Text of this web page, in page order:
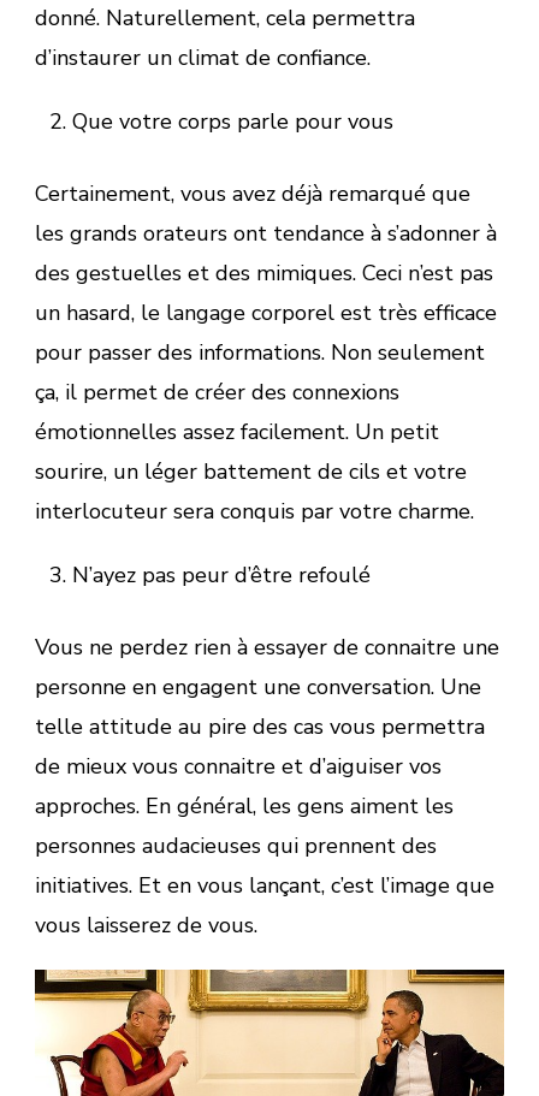
donné. Naturellement, cela permettra
d’instaurer un climat de confiance.
Que votre corps parle pour vous
Certainement, vous avez déjà remarqué que
les grands orateurs ont tendance à s’adonner à
des gestuelles et des mimiques. Ceci n’est pas
un hasard, le langage corporel est très efficace
pour passer des informations. Non seulement
ça, il permet de créer des connexions
émotionnelles assez facilement. Un petit
sourire, un léger battement de cils et votre
interlocuteur sera conquis par votre charme.
N’ayez pas peur d’être refoulé
Vous ne perdez rien à essayer de connaitre une
personne en engagent une conversation. Une
telle attitude au pire des cas vous permettra
de mieux vous connaitre et d’aiguiser vos
approches. En général, les gens aiment les
personnes audacieuses qui prennent des
initiatives. Et en vous lançant, c’est l’image que
vous laisserez de vous.